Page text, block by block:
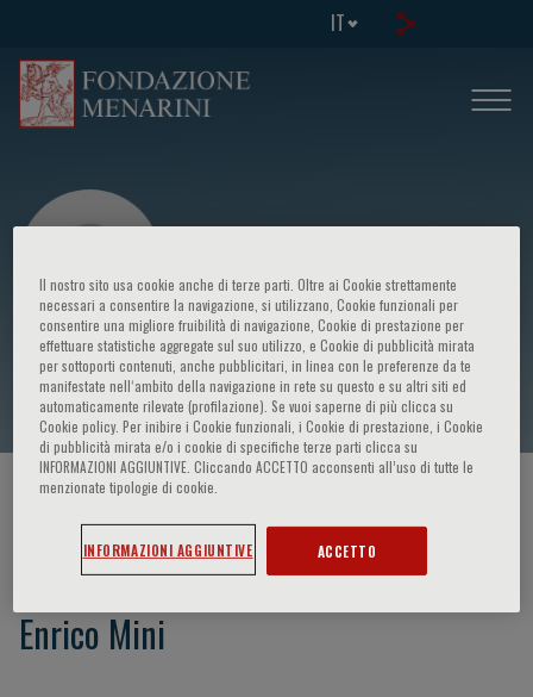
IT
Enrico Mini
HOME PAGE / CORSI ED EVENTI
Enrico Mini
Il nostro sito usa cookie anche di terze parti. Oltre ai Cookie strettamente
necessari a consentire la navigazione, si utilizzano, Cookie funzionali per
consentire una migliore fruibilità di navigazione, Cookie di prestazione per
effettuare statistiche aggregate sul suo utilizzo, e Cookie di pubblicità mirata
per sottoporti contenuti, anche pubblicitari, in linea con le preferenze da te
manifestate nell‘ambito della navigazione in rete su questo e su altri siti ed
automaticamente rilevate (profilazione). Se vuoi saperne di più clicca su
Cookie policy. Per inibire i Cookie funzionali, i Cookie di prestazione, i Cookie
di pubblicità mirata e/o i cookie di specifiche terze parti clicca su
INFORMAZIONI AGGIUNTIVE. Cliccando ACCETTO acconsenti all’uso di tutte le
menzionate tipologie di cookie.
INFORMAZIONI AGGIUNTIVE ACCETTO